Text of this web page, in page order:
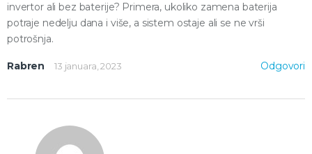
invertor ali bez baterije? Primera, ukoliko zamena baterija
potraje nedelju dana i više, a sistem ostaje ali se ne vrši
potrošnja.
Rabren 13 januara, 2023 Odgovori